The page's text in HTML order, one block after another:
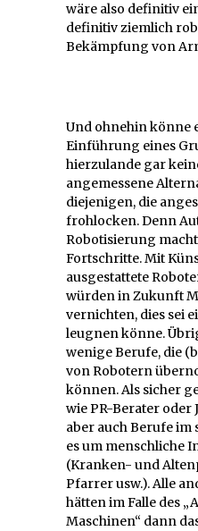
wäre also definitiv
definitiv ziemlich
Bekämpfung von
Und ohnehin könne
Einführung eines
hierzulande gar
angemessene
diejenigen, die
frohlocken. Denn
Robotisierung
Fortschritte. Mit
ausgestattete
würden in Zukunft
vernichten, dies sei
leugnen könne.
wenige Berufe, die
von Robotern
können. Als sicher
wie PR-Berater oder
aber auch Berufe im
es um menschliche
(Kranken- und
Pfarrer usw.). Alle
hätten im Falle des
Maschinen“ dann